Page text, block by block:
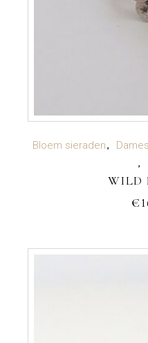
TOEVOEGEN
Bloem sieraden
WILD
€